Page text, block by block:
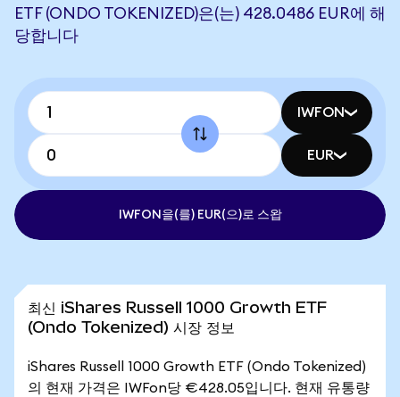
ETF (ONDO TOKENIZED)은(는) 428.0486 EUR에 해
당합니다
IWFON
EUR
IWFON을(를) EUR(으)로 스왑
최신 iShares Russell 1000 Growth ETF
(Ondo Tokenized) 시장 정보
iShares Russell 1000 Growth ETF (Ondo Tokenized)
의 현재 가격은 IWFon당 €428.05입니다. 현재 유통량